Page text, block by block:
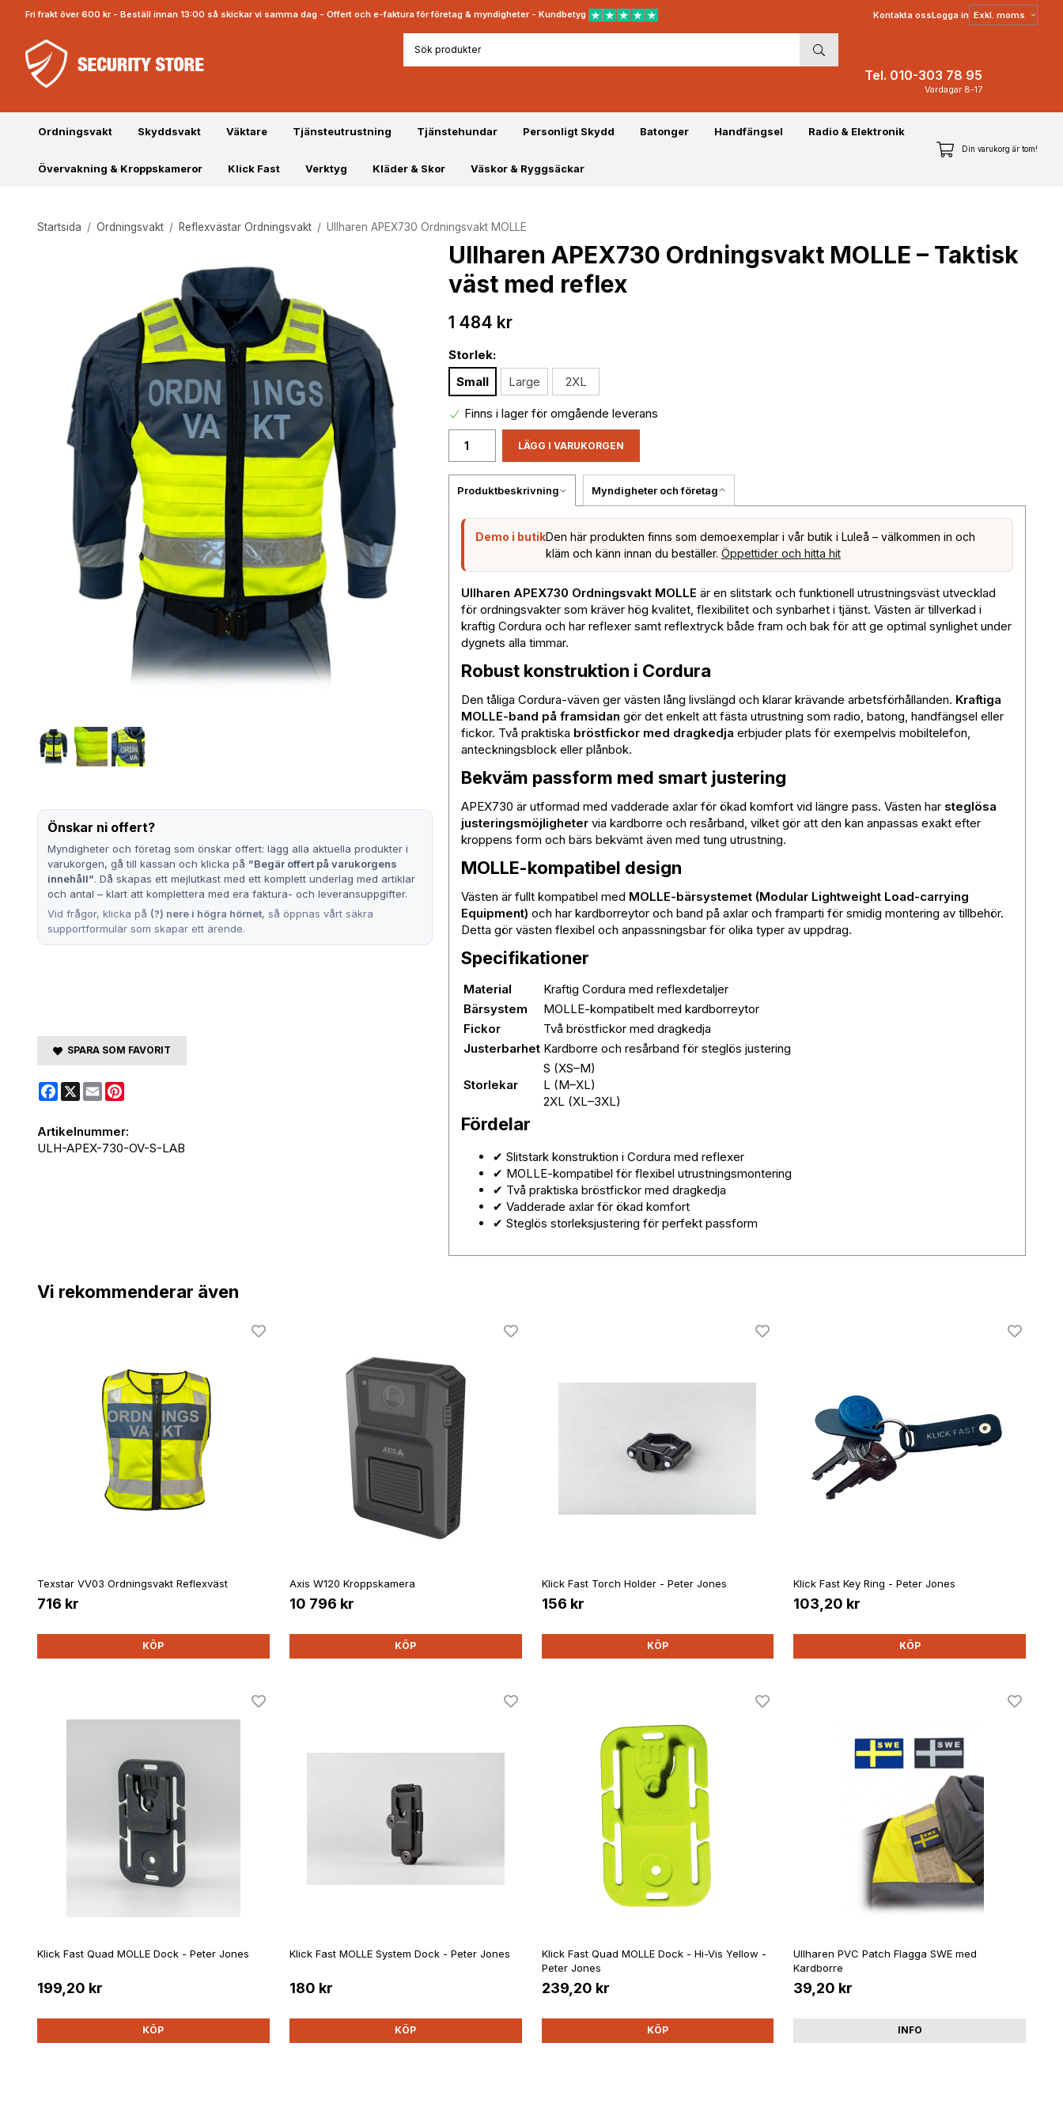
Fri frakt över 600 kr - Beställ innan 13:00 så skickar vi samma dag - Offert och e-faktura för företag & myndigheter - Kundbetyg Kontakta ossLogga in Välj
moms
Tel. 010-303 78 95
Vardagar 8-17
Ordningsvakt Skyddsvakt Väktare Tjänsteutrustning Tjänstehundar Personligt Skydd Batonger Handfängsel Radio & Elektronik
Övervakning & Kroppskameror Klick Fast Verktyg Kläder & Skor Väskor & Ryggsäckar
Din varukorg är tom!
Startsida / Ordningsvakt / Reflexvästar Ordningsvakt / Ullharen APEX730 Ordningsvakt MOLLE
Ullharen APEX730 Ordningsvakt MOLLE – Taktisk
väst med reflex
1 484 kr
Storlek:
Small
Large 2XL
Finns i lager för omgående leverans
LÄGG I VARUKORGEN
Produktbeskrivning Myndigheter och företag
Demo i butikDen här produkten finns som demoexemplar i vår butik i Luleå – välkommen in och
kläm och känn innan du beställer. Öppettider och hitta hit
Ullharen APEX730 Ordningsvakt MOLLE är en slitstark och funktionell utrustningsväst utvecklad
för ordningsvakter som kräver hög kvalitet, flexibilitet och synbarhet i tjänst. Västen är tillverkad i
kraftig Cordura och har reflexer samt reflextryck både fram och bak för att ge optimal synlighet under
dygnets alla timmar.
Robust konstruktion i Cordura
Den tåliga Cordura-väven ger västen lång livslängd och klarar krävande arbetsförhållanden. Kraftiga
MOLLE-band på framsidan gör det enkelt att fästa utrustning som radio, batong, handfängsel eller
fickor. Två praktiska bröstfickor med dragkedja erbjuder plats för exempelvis mobiltelefon,
anteckningsblock eller plånbok.
Bekväm passform med smart justering
APEX730 är utformad med vadderade axlar för ökad komfort vid längre pass. Västen har steglösa
justeringsmöjligheter via kardborre och resårband, vilket gör att den kan anpassas exakt efter
kroppens form och bärs bekvämt även med tung utrustning.
MOLLE-kompatibel design
Västen är fullt kompatibel med MOLLE-bärsystemet (Modular Lightweight Load-carrying
Equipment) och har kardborreytor och band på axlar och framparti för smidig montering av tillbehör.
Detta gör västen flexibel och anpassningsbar för olika typer av uppdrag.
Specifikationer
Material
Kraftig Cordura med reflexdetaljer
Bärsystem
MOLLE-kompatibelt med kardborreytor
Fickor
Två bröstfickor med dragkedja
Justerbarhet Kardborre och resårband för steglös justering
Storlekar
S (XS–M)
L (M–XL)
2XL (XL–3XL)
Fördelar
✔ Slitstark konstruktion i Cordura med reflexer
✔ MOLLE-kompatibel för flexibel utrustningsmontering
✔ Två praktiska bröstfickor med dragkedja
✔ Vadderade axlar för ökad komfort
✔ Steglös storleksjustering för perfekt passform
Önskar ni offert?
Myndigheter och företag som önskar offert: lägg alla aktuella produkter i
varukorgen, gå till kassan och klicka på ”Begär offert på varukorgens
innehåll”. Då skapas ett mejlutkast med ett komplett underlag med artiklar
och antal – klart att komplettera med era faktura- och leveransuppgifter.
Vid frågor, klicka på (?) nere i högra hörnet, så öppnas vårt säkra
supportformulär som skapar ett ärende.
SPARA SOM FAVORIT
Facebook
X Email
Artikelnummer:
ULH-APEX-730-OV-S-LAB
Vi rekommenderar även
Texstar VV03 Ordningsvakt Reflexväst
716 kr
KÖP
Axis W120 Kroppskamera
10 796 kr
KÖP
Klick Fast Torch Holder - Peter Jones
156 kr
KÖP
Klick Fast Key Ring - Peter Jones
103,20 kr
KÖP
Klick Fast Quad MOLLE Dock - Peter Jones
199,20 kr
KÖP
Klick Fast MOLLE System Dock - Peter Jones
180 kr
KÖP
Klick Fast Quad MOLLE Dock - Hi-Vis Yellow -
Peter Jones
239,20 kr
KÖP
Ullharen PVC Patch Flagga SWE med
Kardborre
39,20 kr
INFO